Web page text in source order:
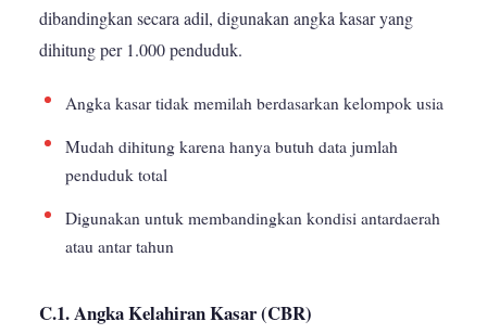
dibandingkan secara adil, digunakan angka kasar yang
dihitung per 1.000 penduduk.
Angka kasar tidak memilah berdasarkan kelompok usia
Mudah dihitung karena hanya butuh data jumlah
penduduk total
Digunakan untuk membandingkan kondisi antardaerah
atau antar tahun
C.1. Angka Kelahiran Kasar (CBR)